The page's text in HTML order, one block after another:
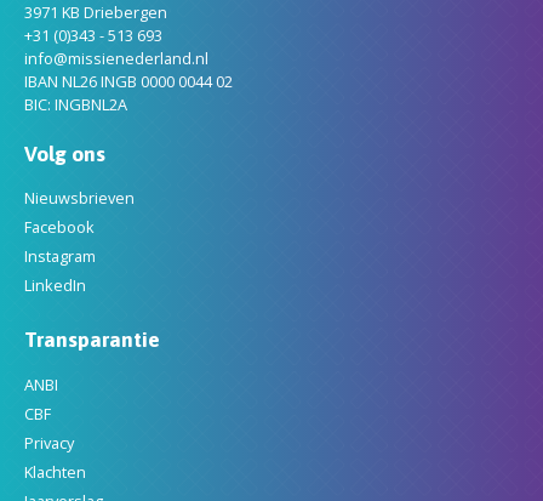
3971 KB Driebergen
+31 (0)343 - 513 693
info@missienederland.nl
IBAN NL26 INGB 0000 0044 02
BIC: INGBNL2A
Volg ons
Nieuwsbrieven
Facebook
Instagram
LinkedIn
Transparantie
ANBI
CBF
Privacy
Klachten